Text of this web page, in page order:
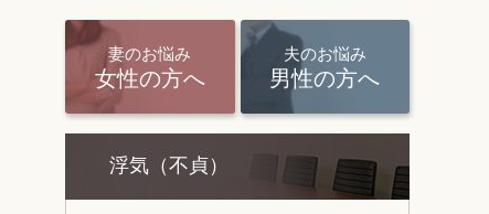
妻のお悩み
女性の方へ
夫のお悩み
男性の方へ
浮気（不貞）